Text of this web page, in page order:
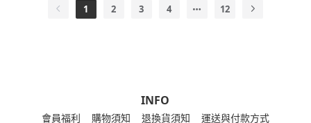
1 2 3 4 12
INFO
會員福利 購物須知 退換貨須知 運送與付款方式